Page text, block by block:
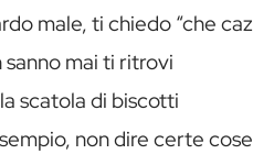
male, ti chiedo “che
sanno mai ti ritrovi
scatola di biscotti
non dire certe cose